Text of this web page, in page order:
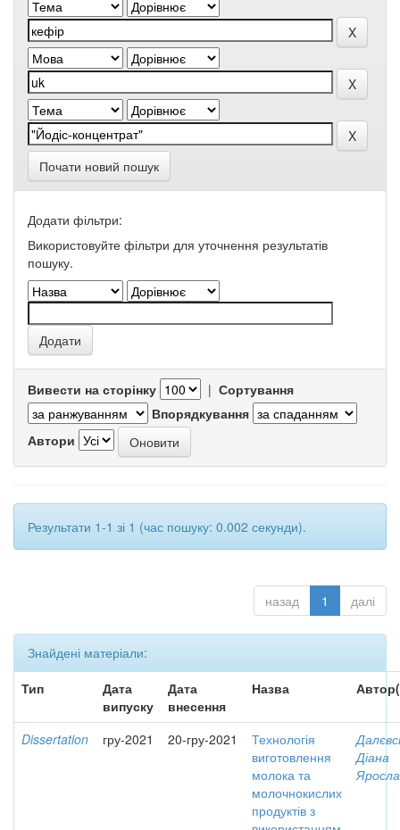
Почати новий пошук
Додати фільтри:
Використовуйте фільтри для уточнення результатів
пошуку.
Вивести на сторінку | Сортування
Впорядкування
Автори
Результати 1-1 зі 1 (час пошуку: 0.002 секунди).
назад 1 далі
Знайдені матеріали:
Тип
Дата
випуску
Дата
внесення
Назва
Dissertation гру-2021 20-гру-2021
Технологія
виготовлення
молока та
молочнокислих
продуктів з
Діана